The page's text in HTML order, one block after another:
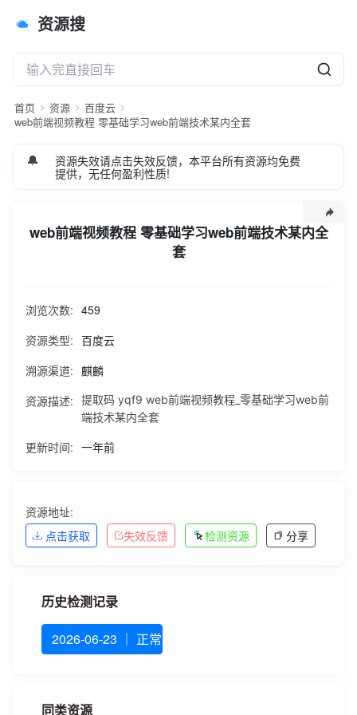
资源搜
首页 资源
百度云
web前端视频教程 零基础学习web前端技术某内全套
🔔
资源失效请点击失效反馈，本平台所有资源均免费
提供，无任何盈利性质!
web前端视频教程 零基础学习web前端技术某内全
套
浏览次数: 459
资源类型: 百度云
溯源渠道: 麒麟
资源描述:
提取码 yqf9 web前端视频教程_零基础学习web前
端技术某内全套
更新时间: 一年前
资源地址:
点击获取
失效反馈 检测资源 分享
历史检测记录
2026-06-23 ｜ 正常
同类资源